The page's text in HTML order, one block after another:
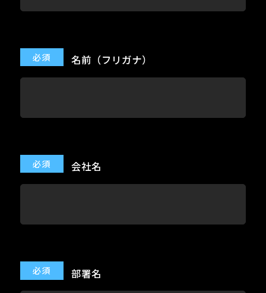
名前（フリガナ）
会社名
部署名